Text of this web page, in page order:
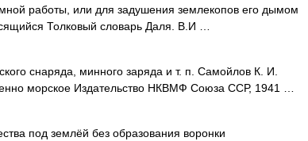
работы, или для задушения землекопов его дымом
Толковый словарь Даля. В.И …
снаряда, минного заряда и т. п. Самойлов К. И.
морское Издательство НКВМФ Союза ССР, 1941 …
под землёй без образования воронки